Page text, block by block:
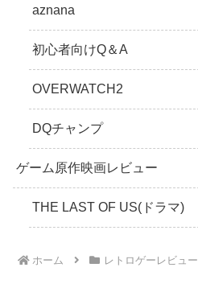
aznana
初心者向けQ＆A
OVERWATCH2
DQチャンプ
ゲーム原作映画レビュー
THE LAST OF US(ドラマ)
ホーム レトロゲーレビュー